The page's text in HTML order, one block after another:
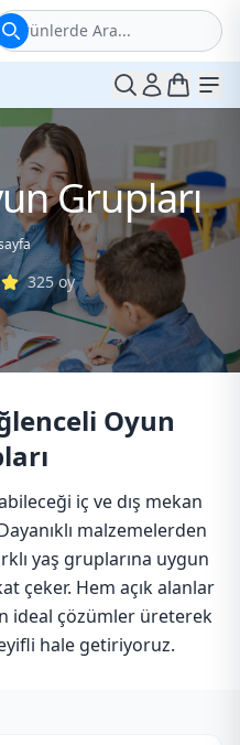
Ürünlerde Ara...
Grupları
325 oy
Oyun
iç ve dış mekan
malzemelerden
yaş gruplarına uygun
çeker. Hem açık alanlar
ideal çözümler üreterek
hale getiriyoruz.